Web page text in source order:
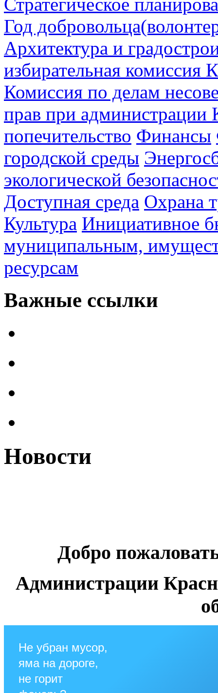
Год
Архитектура и
избирательная комиссия
Комиссия по делам
прав при администрации
попечительство Финансы
городской среды
экологической
Доступная среда Охрана
Культура Инициативное
муниципальным,
ресурсам
Важные ссылки
Новости
Добро
Администрации
Не убран мусор,
яма на дороге,
не горит